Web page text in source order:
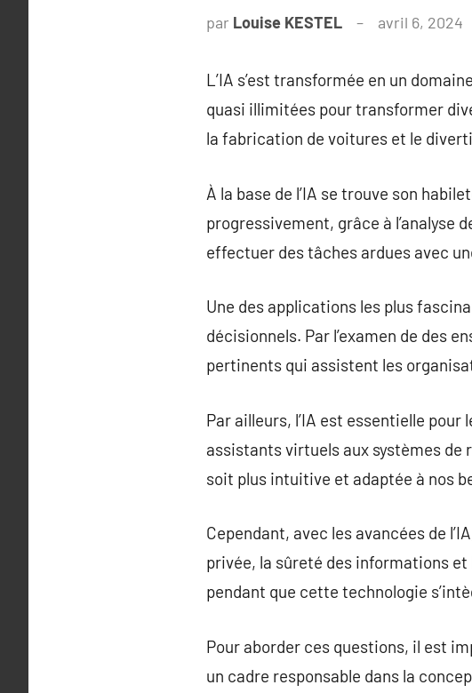
par Louise KESTEL avril 6, 2024
L’IA s’est transformée en un
quasi illimitées pour transformer
la fabrication de voitures et le
À la base de l’IA se trouve son
progressivement, grâce à l’analyse
effectuer des tâches ardues avec
Une des applications les plus
décisionnels. Par l’examen de des
pertinents qui assistent les
Par ailleurs, l’IA est essentielle
assistants virtuels aux systèmes de
soit plus intuitive et adaptée à nos
Cependant, avec les avancées de
privée, la sûreté des informations et
pendant que cette technologie
Pour aborder ces questions, il est
un cadre responsable dans la